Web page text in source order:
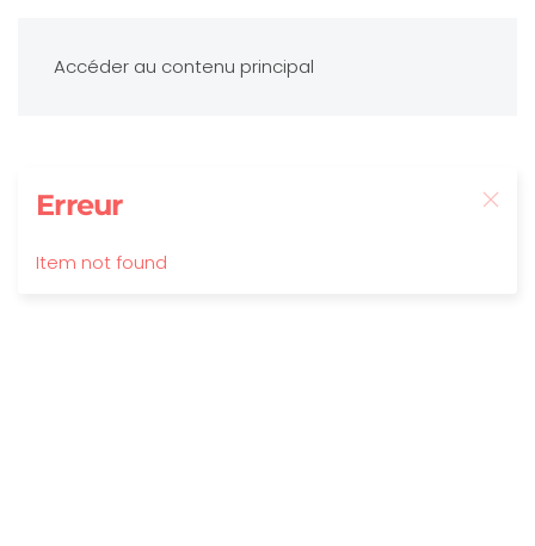
Accéder au contenu principal
Erreur
Item not found